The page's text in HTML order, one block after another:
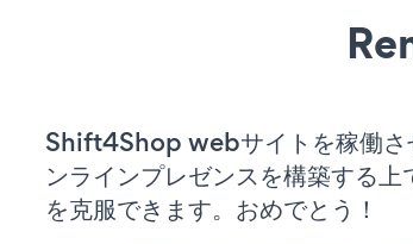
Shift4Shop webサイトを稼働さ
ンラインプレゼンスを構築する
を克服できます。おめでとう！